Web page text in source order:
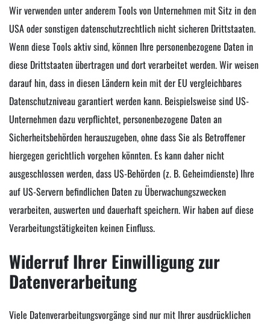
Wir verwenden unter anderem Tools von Unternehmen mit Sitz in den
USA oder sonstigen datenschutzrechtlich nicht sicheren Drittstaaten.
Wenn diese Tools aktiv sind, können Ihre personenbezogene Daten in
diese Drittstaaten übertragen und dort verarbeitet werden. Wir weisen
darauf hin, dass in diesen Ländern kein mit der EU vergleichbares
Datenschutzniveau garantiert werden kann. Beispielsweise sind US-
Unternehmen dazu verpflichtet, personenbezogene Daten an
Sicherheitsbehörden herauszugeben, ohne dass Sie als Betroffener
hiergegen gerichtlich vorgehen könnten. Es kann daher nicht
ausgeschlossen werden, dass US-Behörden (z. B. Geheimdienste) Ihre
auf US-Servern befindlichen Daten zu Überwachungszwecken
verarbeiten, auswerten und dauerhaft speichern. Wir haben auf diese
Verarbeitungstätigkeiten keinen Einfluss.
Widerruf Ihrer Einwilligung zur
Datenverarbeitung
Viele Datenverarbeitungsvorgänge sind nur mit Ihrer ausdrücklichen